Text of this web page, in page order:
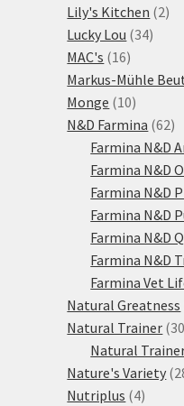
Lily's Kitchen 22
Lucky Lou 3434
MAC's 1616
produktů
Markus-Mühle
Monge 1010
produktů
N&D Farmina 6262
Farmina N&D
Farmina N&D
Farmina N&D
Farmina N&D
Farmina N&D
Farmina N&D
Farmina Vet
Natural Greatness
Natural Trainer 30
Natural
Nature's Variety
Nutriplus 44